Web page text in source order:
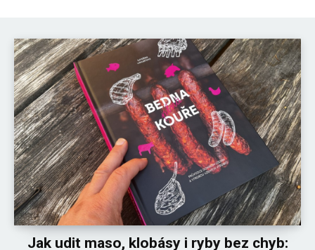
Jak udit maso, klobásy i ryby bez chyb: